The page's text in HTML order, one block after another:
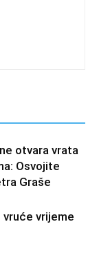
otvara vrata
Osvojite
Graše
vruće vrijeme